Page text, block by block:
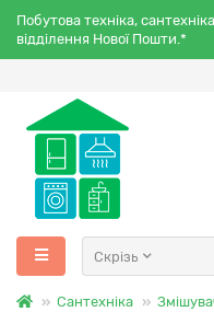
Побутова техніка,
відділення Нової Пошти.*
Скрізь
Сантехніка